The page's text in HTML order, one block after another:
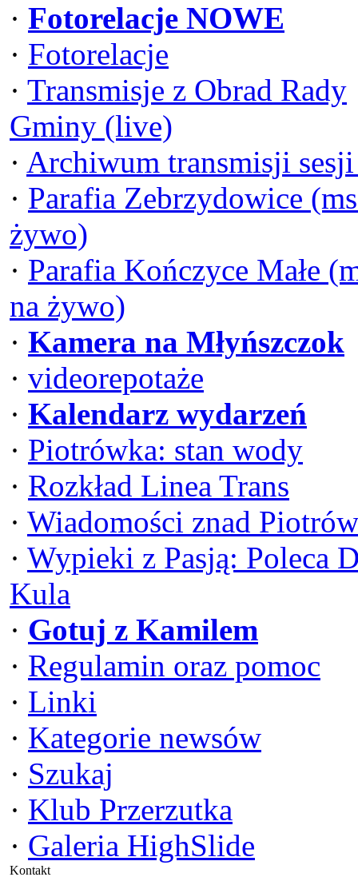
· Fotorelacje NOWE
· Fotorelacje
· Transmisje z Obrad Rady
Gminy (live)
· Archiwum transmisji
· Parafia Zebrzydowice
żywo)
· Parafia Kończyce Małe
na żywo)
· Kamera na Młyńszczok
· videorepotaże
· Kalendarz wydarzeń
· Piotrówka: stan wody
· Rozkład Linea Trans
· Wiadomości znad
· Wypieki z Pasją: Poleca
Kula
· Gotuj z Kamilem
· Regulamin oraz pomoc
· Linki
· Kategorie newsów
· Szukaj
· Klub Przerzutka
· Galeria HighSlide
Kontakt